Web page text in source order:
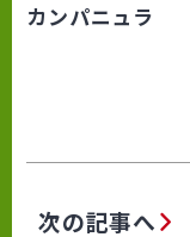
カンパニュラ
次の記事へ